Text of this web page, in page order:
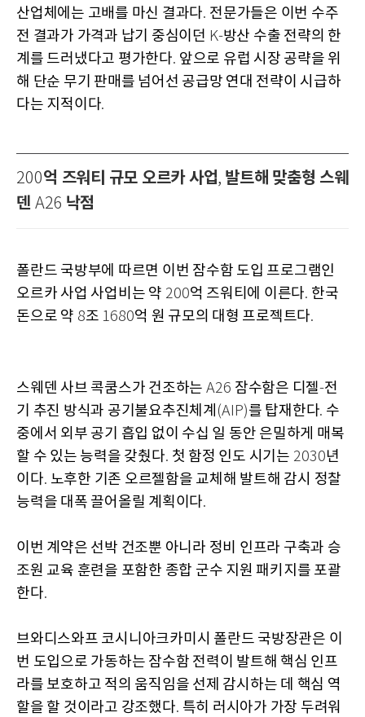
산업체에는 고배를 마신 결과다. 전문가들은 이번 수주
전 결과가 가격과 납기 중심이던 K-방산 수출 전략의 한
계를 드러냈다고 평가한다. 앞으로 유럽 시장 공략을 위
해 단순 무기 판매를 넘어선 공급망 연대 전략이 시급하
다는 지적이다.
200억 즈워티 규모 오르카 사업, 발트해 맞춤형 스웨
덴 A26 낙점
폴란드 국방부에 따르면 이번 잠수함 도입 프로그램인
오르카 사업 사업비는 약 200억 즈워티에 이른다. 한국
돈으로 약 8조 1680억 원 규모의 대형 프로젝트다.
스웨덴 사브 콕쿰스가 건조하는 A26 잠수함은 디젤-전
기 추진 방식과 공기불요추진체계 (AIP)를 탑재한다. 수
중에서 외부 공기 흡입 없이 수십 일 동안 은밀하게 매복
할 수 있는 능력을 갖췄다. 첫 함정 인도 시기는 2030년
이다. 노후한 기존 오르젤함을 교체해 발트해 감시 정찰
능력을 대폭 끌어올릴 계획이다.
이번 계약은 선박 건조뿐 아니라 정비 인프라 구축과 승
조원 교육 훈련을 포함한 종합 군수 지원 패키지를 포괄
한다.
브와디스와프 코시니아크카미시 폴란드 국방장관은 이
번 도입으로 가동하는 잠수함 전력이 발트해 핵심 인프
라를 보호하고 적의 움직임을 선제 감시하는 데 핵심 역
할을 할 것이라고 강조했다. 특히 러시아가 가장 두려워